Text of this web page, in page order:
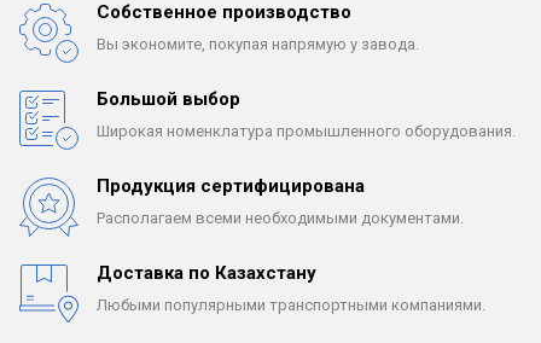
Собственное производство
Вы экономите, покупая напрямую у завода.
Большой выбор
Широкая номенклатура промышленного оборудования.
Продукция сертифицирована
Располагаем всеми необходимыми документами.
Доставка по Казахстану
Любыми популярными транспортными компаниями.